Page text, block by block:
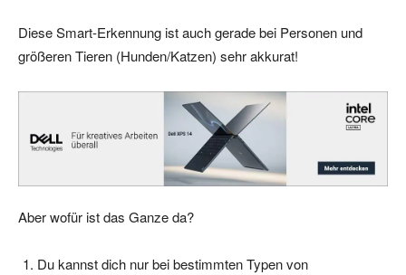
Diese Smart-Erkennung ist auch gerade bei Personen und
größeren Tieren (Hunden/Katzen) sehr akkurat!
Aber wofür ist das Ganze da?
Du kannst dich nur bei bestimmten Typen von